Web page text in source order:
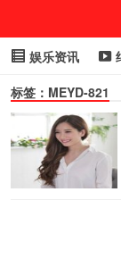
娱乐资讯
浮力GIF 明星头条
cosplay
标签：MEYD-821